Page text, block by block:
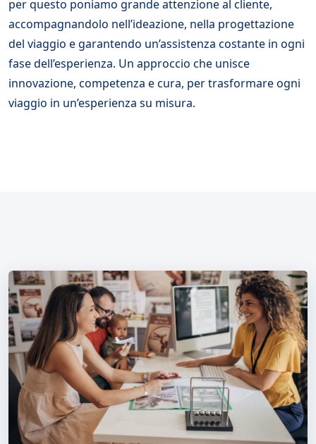
per questo poniamo grande attenzione al cliente,
accompagnandolo nell’ideazione, nella progettazione
del viaggio e garantendo un’assistenza costante in ogni
fase dell’esperienza. Un approccio che unisce
innovazione, competenza e cura, per trasformare ogni
viaggio in un’esperienza su misura.